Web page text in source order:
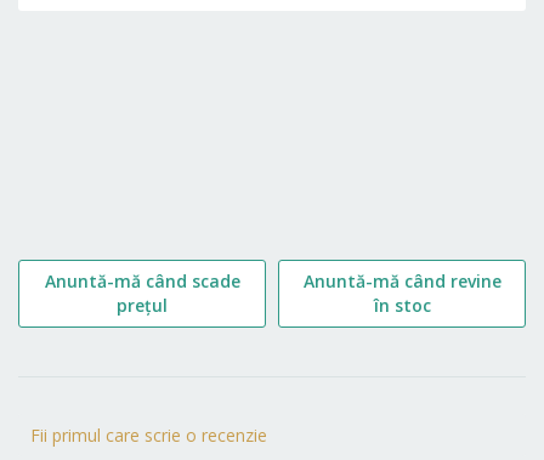
Fii primul care scrie o recenzie
Anuntă-mă când scade
prețul
Anuntă-mă când revine
în stoc